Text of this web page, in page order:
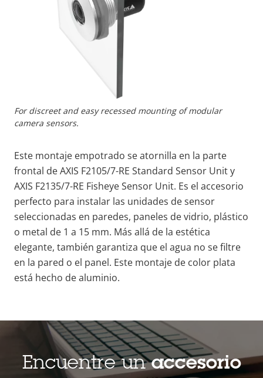
For discreet and easy recessed mounting of modular
camera sensors.
Este montaje empotrado se atornilla en la parte
frontal de AXIS F2105/7-RE Standard Sensor Unit y
AXIS F2135/7-RE Fisheye Sensor Unit. Es el accesorio
perfecto para instalar las unidades de sensor
seleccionadas en paredes, paneles de vidrio, plástico
o metal de 1 a 15 mm. Más allá de la estética
elegante, también garantiza que el agua no se filtre
en la pared o el panel. Este montaje de color plata
está hecho de aluminio.
Encuentre unaccesorio